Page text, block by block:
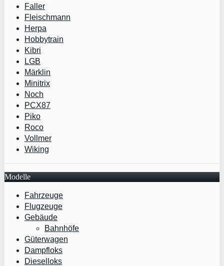
Faller
Fleischmann
Herpa
Hobbytrain
Kibri
LGB
Märklin
Minitrix
Noch
PCX87
Piko
Roco
Vollmer
Wiking
Modelle
Fahrzeuge
Flugzeuge
Gebäude
Bahnhöfe
Güterwagen
Dampfloks
Dieselloks